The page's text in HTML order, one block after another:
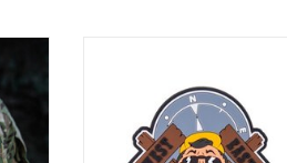
TOEVOEGEN AAN